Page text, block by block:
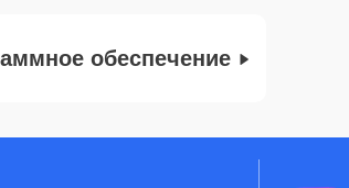
обеспечение